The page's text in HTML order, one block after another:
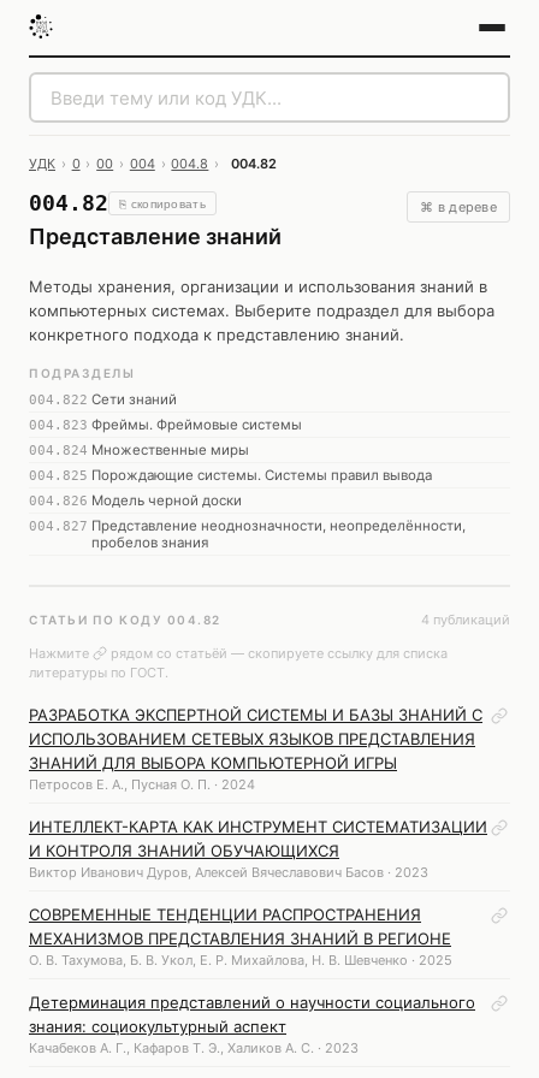
УДК › 0 › 00 › 004 › 004.8 › 004.82
004.82 ⎘ скопировать
Представление знаний
⌘ в дереве
Методы хранения, организации и использования знаний в
компьютерных системах. Выберите подраздел для выбора
конкретного подхода к представлению знаний.
ПОДРАЗДЕЛЫ
004.822 Сети знаний
004.823 Фреймы. Фреймовые системы
004.824 Множественные миры
004.825 Порождающие системы. Системы правил вывода
004.826 Модель черной доски
004.827 Представление неоднозначности, неопределённости,
пробелов знания
СТАТЬИ ПО КОДУ 004.82
4 публикаций
Нажмите
рядом со статьёй — скопируете ссылку для списка
литературы по ГОСТ.
РАЗРАБОТКА ЭКСПЕРТНОЙ СИСТЕМЫ И БАЗЫ ЗНАНИЙ С
ИСПОЛЬЗОВАНИЕМ СЕТЕВЫХ ЯЗЫКОВ ПРЕДСТАВЛЕНИЯ
ЗНАНИЙ ДЛЯ ВЫБОРА КОМПЬЮТЕРНОЙ ИГРЫ
Петросов Е. А., Пусная О. П. · 2024
ИНТЕЛЛЕКТ-КАРТА КАК ИНСТРУМЕНТ СИСТЕМАТИЗАЦИИ
И КОНТРОЛЯ ЗНАНИЙ ОБУЧАЮЩИХСЯ
Виктор Иванович Дуров, Алексей Вячеславович Басов · 2023
СОВРЕМЕННЫЕ ТЕНДЕНЦИИ РАСПРОСТРАНЕНИЯ
МЕХАНИЗМОВ ПРЕДСТАВЛЕНИЯ ЗНАНИЙ В РЕГИОНЕ
О. В. Тахумова, Б. В. Укол, Е. Р. Михайлова, Н. В. Шевченко · 2025
Детерминация представлений о научности социального
знания: социокультурный аспект
Качабеков А. Г., Кафаров Т. Э., Халиков А. С. · 2023